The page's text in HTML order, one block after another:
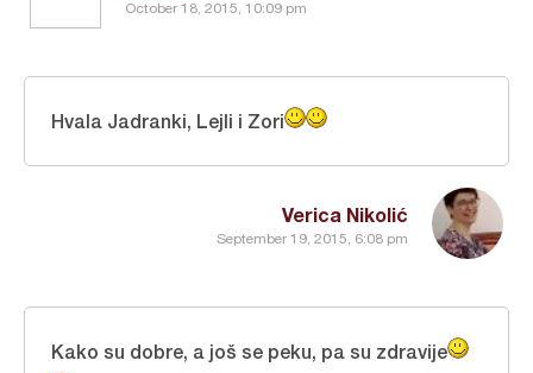
October 18, 2015, 10:09 pm
Verica Nikolić
September 19, 2015, 6:08 pm
Hvala Jadranki, Lejli i Zori
Kako su dobre, a još se peku, pa su zdravije